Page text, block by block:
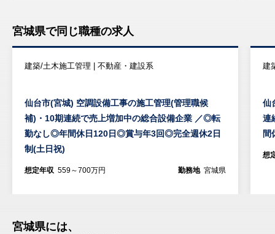
宮城県で同じ職種の求人
建築/土木施工管理 | 不動産・建設系
仙台市(宮城) 空調設備工事の施工管理(管理職候
補)・10期連続で売上増加中の総合設備企業 ／◎転
勤なし◎年間休日120日◎賞与年3回◎完全週休2日
制(土日祝)
想定年収 559～700万円 勤務地 宮城県
建
仙
連
間
想
宮城県には、